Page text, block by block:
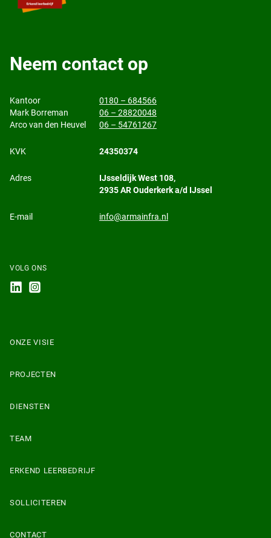
Neem contact op
Kantoor
0180 – 684566
Mark Borreman
06 – 28820048
Arco van den Heuvel
06 – 54761267
KVK 24350374
Adres
IJsseldijk West 108,
2935 AR Ouderkerk a/d IJssel
E-mail info@armainfra.nl
VOLG ONS
ONZE VISIE
PROJECTEN
DIENSTEN
TEAM
ERKEND LEERBEDRIJF
SOLLICITEREN
CONTACT